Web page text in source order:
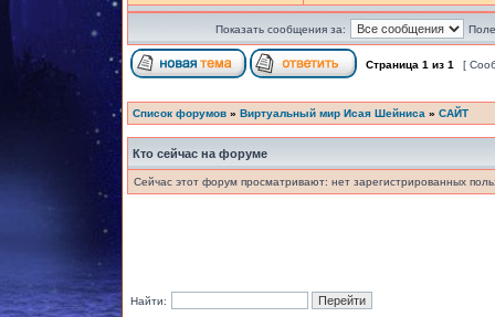
Показать сообщения за:
Страница 1 из 1 [
Список форумов » Виртуальный мир Исая Шейниса » САЙТ
Кто сейчас на форуме
Сейчас этот форум просматривают: нет зарегистрированных
Найти: